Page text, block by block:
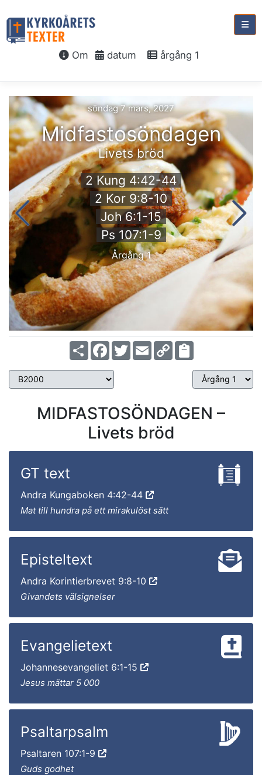
Om datum årgång 1
söndag 7 mars, 2027
Midfastosöndagen
Livets bröd
2 Kung 4:42-44
2 Kor 9:8-10
Joh 6:1-15
Ps 107:1-9
Årgång 1
ShareFacebook
TwitterEmailCopy
Link
MIDFASTOSÖNDAGEN –
Livets bröd
GT text
Andra Kungaboken 4:42-44
Mat till hundra på ett mirakulöst sätt
Episteltext
Andra Korintierbrevet 9:8-10
Givandets välsignelser
Evangelietext
Johannesevangeliet 6:1-15
Jesus mättar 5 000
Psaltarpsalm
Psaltaren 107:1-9
Guds godhet